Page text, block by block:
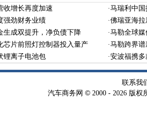
收增长再度加速 ·马瑞利中
强劲财务业绩 ·佛瑞亚海
生成双提升，净负债下降 ·马勒全球
芯片前照灯控制器投入量产 ·马勒跨界
锂离子电池包 ·安波福携
联系我
汽车商务网 © 2000 - 2026 版权